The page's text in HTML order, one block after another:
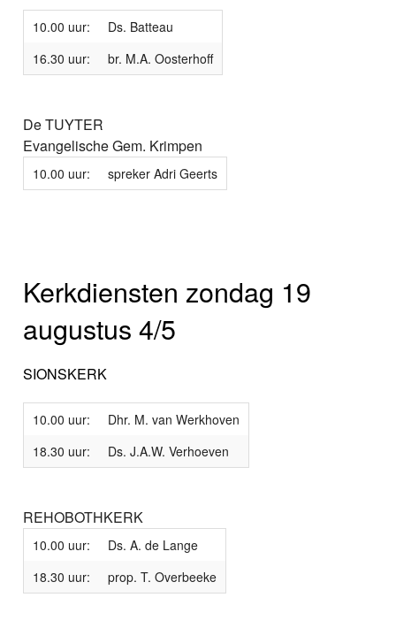
10.00 uur:
Ds. Batteau
16.30 uur:
br. M.A. Oosterhoff
De TUYTER
Evangelische Gem. Krimpen
10.00 uur: spreker Adri Geerts
Kerkdiensten zondag 19
augustus 4/5
SIONSKERK
10.00 uur:
Dhr. M. van Werkhoven
18.30 uur:
Ds. J.A.W. Verhoeven
REHOBOTHKERK
10.00 uur:
Ds. A. de Lange
18.30 uur:
prop. T. Overbeeke